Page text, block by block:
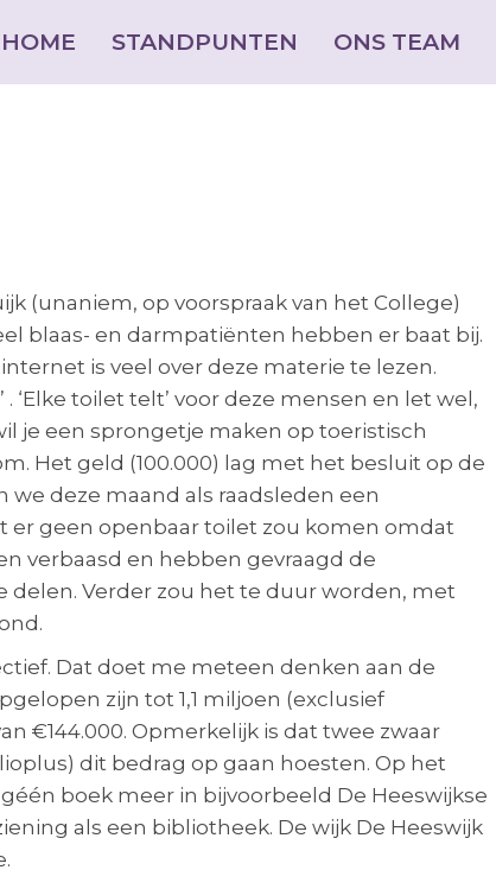
HOME STANDPUNTEN ONS TEAM
16
2023
(unaniem, op voorspraak van het College)
blaas- en darmpatiënten hebben er baat bij.
is veel over deze materie te lezen.
‘Elke toilet telt’ voor deze mensen en let wel,
je een sprongetje maken op toeristisch
Het geld (100.000) lag met het besluit op de
we deze maand als raadsleden een
er geen openbaar toilet zou komen omdat
verbaasd en hebben gevraagd de
Verder zou het te duur worden, met
Dat doet me meteen denken aan de
zijn tot 1,1 miljoen (exclusief
€144.000. Opmerkelijk is dat twee zwaar
dit bedrag op gaan hoesten. Op het
boek meer in bijvoorbeeld De Heeswijkse
als een bibliotheek. De wijk De Heeswijk
HOME STANDPUNTEN ONS TEAM